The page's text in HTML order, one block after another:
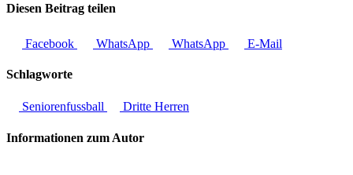
Diesen Beitrag teilen
Facebook WhatsApp WhatsApp E-Mail
Schlagworte
Seniorenfussball Dritte Herren
Informationen zum Autor